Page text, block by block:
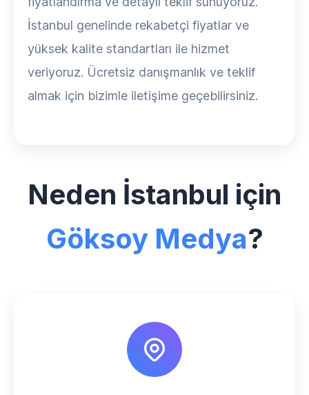
İstanbul genelinde rekabetçi fiyatlar ve
yüksek kalite standartları ile hizmet
veriyoruz. Ücretsiz danışmanlık ve teklif
almak için bizimle iletişime geçebilirsiniz.
Neden İstanbul için
Göksoy Medya?